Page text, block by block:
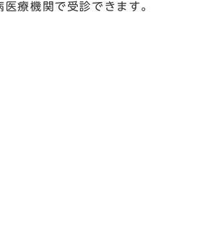
療機関で受診できます。